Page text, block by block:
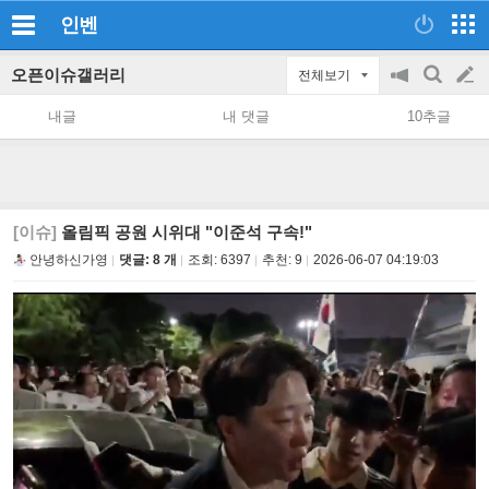
인벤
오픈이슈갤러리 전체보기
공
지
on/off
검
색
글
쓰
내글 내 댓글 10추글
[이슈] 올림픽 공원 시위대 "이준석 구속!"
안녕하신가영 댓글: 8 개 조회: 6397 추천: 9 2026-06-07 04:19:03